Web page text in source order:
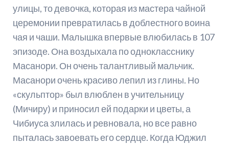
улицы, то девочка, которая из мастера чайной
церемонии превратилась в доблестного воина
чая и чаши. Малышка впервые влюбилась в 107
эпизоде. Она воздыхала по однокласснику
Масанори. Он очень талантливый мальчик.
Масанори очень красиво лепил из глины. Но
«скульптор» был влюблен в учительницу
(Мичиру) и приносил ей подарки и цветы, а
Чибиуса злилась и ревновала, но все равно
пыталась завоевать его сердце. Когда Юджил